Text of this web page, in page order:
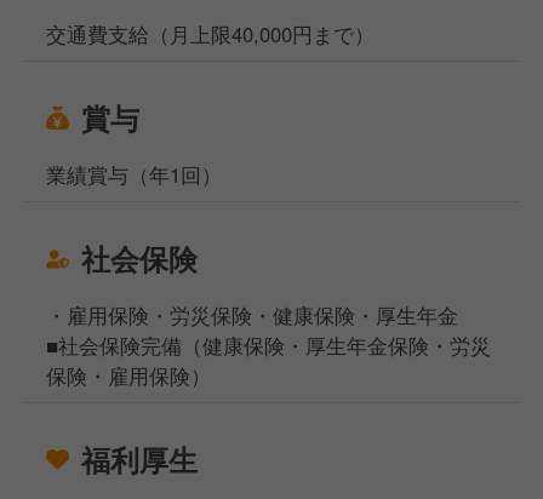
交通費支給（月上限40,000円まで）
賞与
業績賞与（年1回）
社会保険
・雇用保険・労災保険・健康保険・厚生年金
■社会保険完備（健康保険・厚生年金保険・労災
保険・雇用保険）
福利厚生